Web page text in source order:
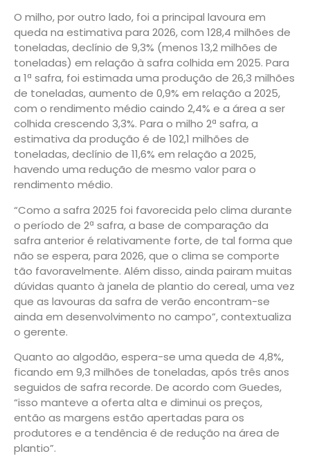
O milho, por outro lado, foi a principal lavoura em
queda na estimativa para 2026, com 128,4 milhões de
toneladas, declínio de 9,3% (menos 13,2 milhões de
toneladas) em relação à safra colhida em 2025. Para
a 1ª safra, foi estimada uma produção de 26,3 milhões
de toneladas, aumento de 0,9% em relação a 2025,
com o rendimento médio caindo 2,4% e a área a ser
colhida crescendo 3,3%. Para o milho 2ª safra, a
estimativa da produção é de 102,1 milhões de
toneladas, declínio de 11,6% em relação a 2025,
havendo uma redução de mesmo valor para o
rendimento médio.
“Como a safra 2025 foi favorecida pelo clima durante
o período de 2ª safra, a base de comparação da
safra anterior é relativamente forte, de tal forma que
não se espera, para 2026, que o clima se comporte
tão favoravelmente. Além disso, ainda pairam muitas
dúvidas quanto à janela de plantio do cereal, uma vez
que as lavouras da safra de verão encontram-se
ainda em desenvolvimento no campo”, contextualiza
o gerente.
Quanto ao algodão, espera-se uma queda de 4,8%,
ficando em 9,3 milhões de toneladas, após três anos
seguidos de safra recorde. De acordo com Guedes,
“isso manteve a oferta alta e diminui os preços,
então as margens estão apertadas para os
produtores e a tendência é de redução na área de
plantio”.